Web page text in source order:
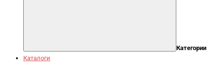
Категории
Каталоги